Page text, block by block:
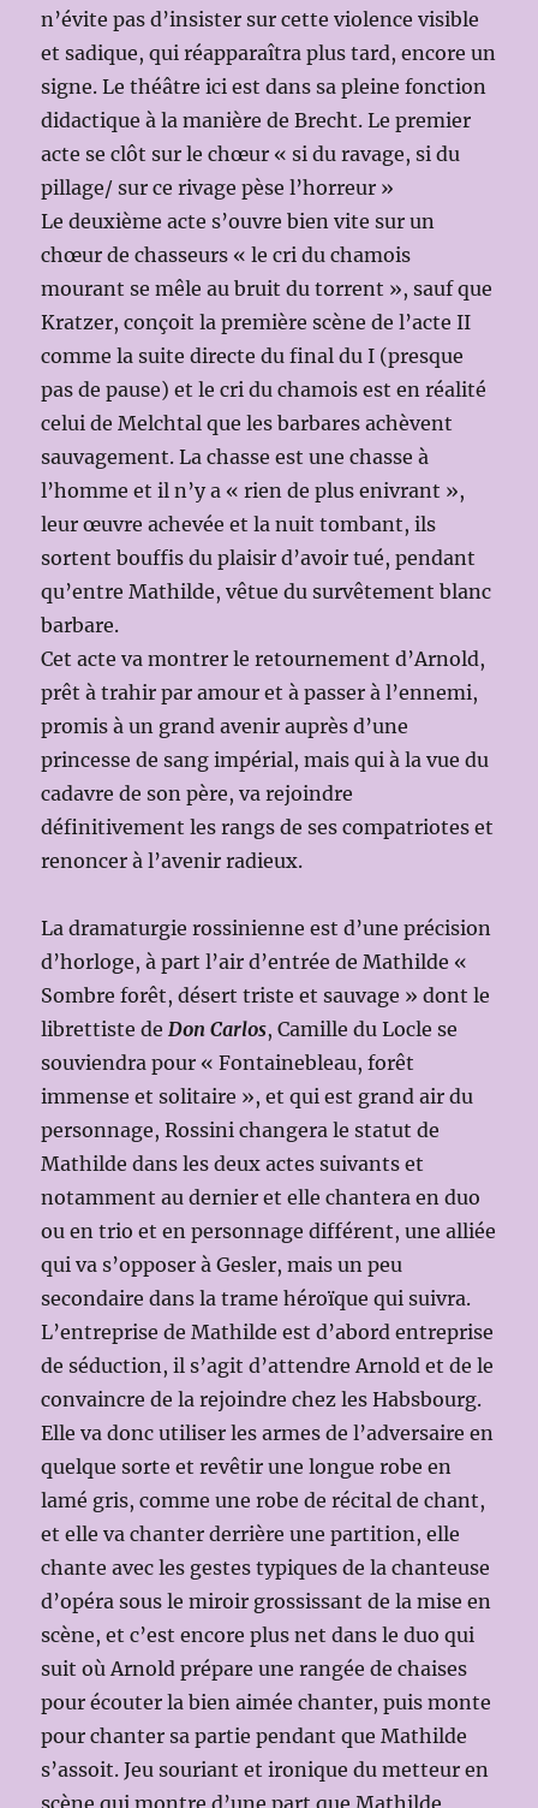
n’évite pas d’insister sur cette violence visible
et sadique, qui réapparaîtra plus tard, encore un
signe. Le théâtre ici est dans sa pleine fonction
didactique à la manière de Brecht. Le premier
acte se clôt sur le chœur « si du ravage, si du
pillage/ sur ce rivage pèse l’horreur »
Le deuxième acte s’ouvre bien vite sur un
chœur de chasseurs « le cri du chamois
mourant se mêle au bruit du torrent », sauf que
Kratzer, conçoit la première scène de l’acte II
comme la suite directe du final du I (presque
pas de pause) et le cri du chamois est en réalité
celui de Melchtal que les barbares achèvent
sauvagement. La chasse est une chasse à
l’homme et il n’y a « rien de plus enivrant »,
leur œuvre achevée et la nuit tombant, ils
sortent bouffis du plaisir d’avoir tué, pendant
qu’entre Mathilde, vêtue du survêtement blanc
barbare.
Cet acte va montrer le retournement d’Arnold,
prêt à trahir par amour et à passer à l’ennemi,
promis à un grand avenir auprès d’une
princesse de sang impérial, mais qui à la vue du
cadavre de son père, va rejoindre
définitivement les rangs de ses compatriotes et
renoncer à l’avenir radieux.
La dramaturgie rossinienne est d’une précision
d’horloge, à part l’air d’entrée de Mathilde «
Sombre forêt, désert triste et sauvage » dont le
librettiste deDon Carlos, Camille du Locle se
souviendra pour « Fontainebleau, forêt
immense et solitaire », et qui est grand air du
personnage, Rossini changera le statut de
Mathilde dans les deux actes suivants et
notamment au dernier et elle chantera en duo
ou en trio et en personnage différent, une alliée
qui va s’opposer à Gesler, mais un peu
secondaire dans la trame héroïque qui suivra.
L’entreprise de Mathilde est d’abord entreprise
de séduction, il s’agit d’attendre Arnold et de le
convaincre de la rejoindre chez les Habsbourg.
Elle va donc utiliser les armes de l’adversaire en
quelque sorte et revêtir une longue robe en
lamé gris, comme une robe de récital de chant,
et elle va chanter derrière une partition, elle
chante avec les gestes typiques de la chanteuse
d’opéra sous le miroir grossissant de la mise en
scène, et c’est encore plus net dans le duo qui
suit où Arnold prépare une rangée de chaises
pour écouter la bien aimée chanter, puis monte
pour chanter sa partie pendant que Mathilde
s’assoit. Jeu souriant et ironique du metteur en